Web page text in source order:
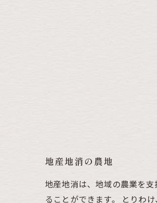
地産地消の農地
地産地消は、地域の農業を
ることができます。 とりわ